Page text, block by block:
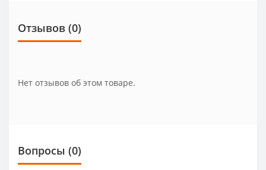
Отзывов (0)
Нет отзывов об этом товаре.
Вопросы (0)